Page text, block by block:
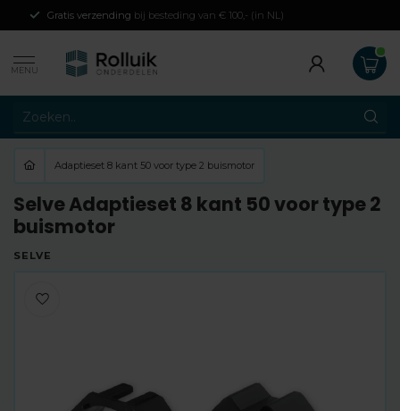
Gratis verzending bij besteding van € 100,- (in NL)
MENU
Adaptieset 8 kant 50 voor type 2 buismotor
Selve Adaptieset 8 kant 50 voor type 2
buismotor
SELVE